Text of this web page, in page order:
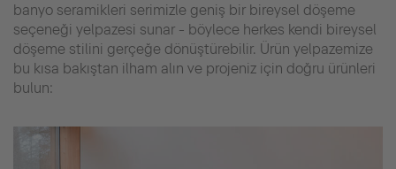
banyo seramikleri serimizle geniş bir bireysel döşeme
seçeneği yelpazesi sunar - böylece herkes kendi bireysel
döşeme stilini gerçeğe dönüştürebilir. Ürün yelpazemize
bu kısa bakıştan ilham alın ve projeniz için doğru ürünleri
bulun: